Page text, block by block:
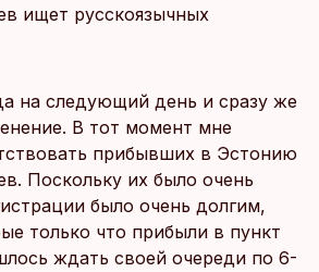
ищет русскоязычных
на следующий день и сразу же
В тот момент мне
прибывших в Эстонию
Поскольку их было очень
было очень долгим,
только что прибыли в пункт
ждать своей очереди по 6-